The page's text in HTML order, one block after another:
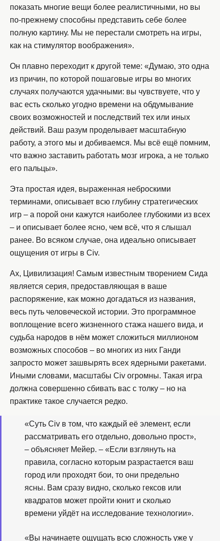
показать многие вещи более реалистичными, но вы
по-прежнему способны представить себе более
полную картину. Мы не перестали смотреть на игры,
как на стимулятор воображения».
Он плавно переходит к другой теме: «Думаю, это одна
из причин, по которой пошаговые игры во многих
случаях получаются удачными: вы чувствуете, что у
вас есть сколько угодно времени на обдумывание
своих возможностей и последствий тех или иных
действий. Ваш разум проделывает масштабную
работу, а этого мы и добиваемся. Мы всё ещё помним,
что важно заставить работать мозг игрока, а не только
его пальцы».
Эта простая идея, выраженная неброскими
терминами, описывает всю глубину стратегических
игр – а порой они кажутся наиболее глубокими из всех
– и описывает более ясно, чем всё, что я слышал
ранее. Во всяком случае, она идеально описывает
ощущения от игры в Civ.
Ах, Цивилизация! Самым известным творением Сида
является серия, предоставляющая в ваше
распоряжение, как можно догадаться из названия,
весь путь человеческой истории. Это программное
воплощение всего жизненного стажа нашего вида, и
судьба народов в нём может сложиться миллионом
возможных способов – во многих из них Ганди
запросто может зашвырять всех ядерными ракетами.
Иными словами, масштабы Civ огромны. Такая игра
должна совершенно сбивать вас с толку – но на
практике такое случается редко.
«Суть Civ в том, что каждый её элемент, если
рассматривать его отдельно, довольно прост»,
– объясняет Мейер. – «Если взглянуть на
правила, согласно которым разрастается ваш
город или проходят бои, то они предельно
ясны. Вам сразу видно, сколько гексов или
квадратов может пройти юнит и сколько
времени уйдёт на исследование технологии».
«Вы начинаете ощущать всю сложность уже у